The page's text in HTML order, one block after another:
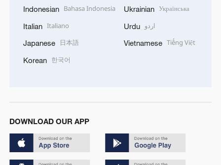
Indonesian Bahasa Indonesia
Italian Italiano
Japanese 日本語
Korean 한국어
Ukrainian Українська
Urdu اردو
Vietnamese Tiếng Việt
DOWNLOAD OUR APP